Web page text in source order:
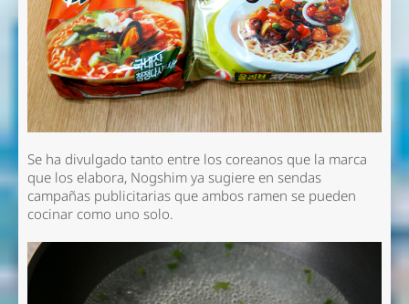
Se ha divulgado tanto entre los coreanos que la marca
que los elabora, Nogshim ya sugiere en sendas
campañas publicitarias que ambos ramen se pueden
cocinar como uno solo.